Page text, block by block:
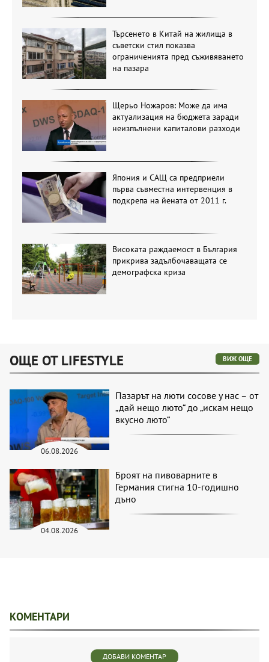
Търсенето в Китай на жилища в
съветски стил показва
ограниченията пред съживяването
на пазара
Щерьо Ножаров: Може да има
актуализация на бюджета заради
неизпълнени капиталови разходи
Япония и САЩ са предприели
първа съвместна интервенция в
подкрепа на йената от 2011 г.
Високата раждаемост в България
прикрива задълбочаващата се
демографска криза
ОЩЕ ОТ LIFESTYLE ВИЖ ОЩЕ
06.08.2026
Пазарът на люти сосове у нас – от
„дай нещо люто“ до „искам нещо
вкусно люто“
04.08.2026
Броят на пивоварните в
Германия стигна 10-годишно
дъно
КОМЕНТАРИ
ДОБАВИ КОМЕНТАР